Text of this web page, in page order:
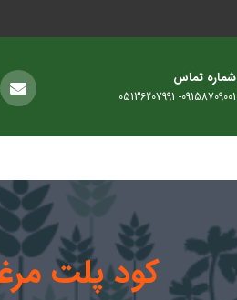
شماره تماس
09158709001- 05136207991
کود پلت